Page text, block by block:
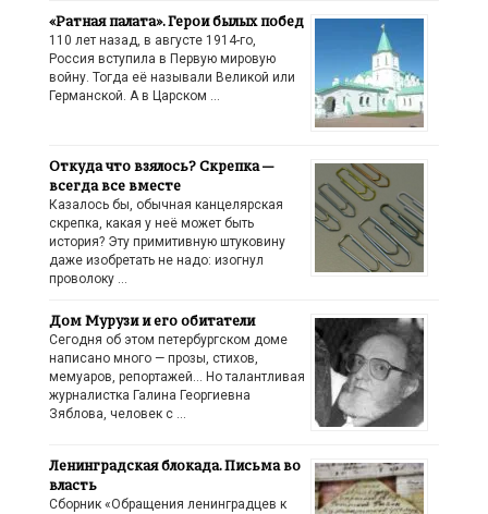
«Ратная палата». Герои былых побед
110 лет назад, в августе 1914-го,
Россия вступила в Первую мировую
войну. Тогда её называли Великой или
Германской. А в Царском …
Откуда что взялось? Скрепка —
всегда все вместе
Казалось бы, обычная канцелярская
скрепка, какая у неё может быть
история? Эту примитивную штуковину
даже изобретать не надо: изогнул
проволоку …
Дом Мурузи и его обитатели
Сегодня об этом петербургском доме
написано много — прозы, стихов,
мемуаров, репортажей… Но талантливая
журналистка Галина Георгиевна
Зяблова, человек с …
Ленинградская блокада. Письма во
власть
Сборник «Обращения ленинградцев к